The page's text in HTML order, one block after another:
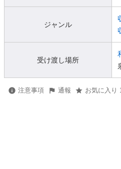
ジャンル
受け渡し場所
注意事項 通報 お気に入り